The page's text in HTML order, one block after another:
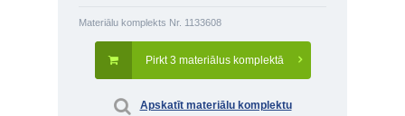
Materiālu komplekts Nr. 1133608
Pirkt 3 materiālus komplektā
Apskatīt materiālu komplektu